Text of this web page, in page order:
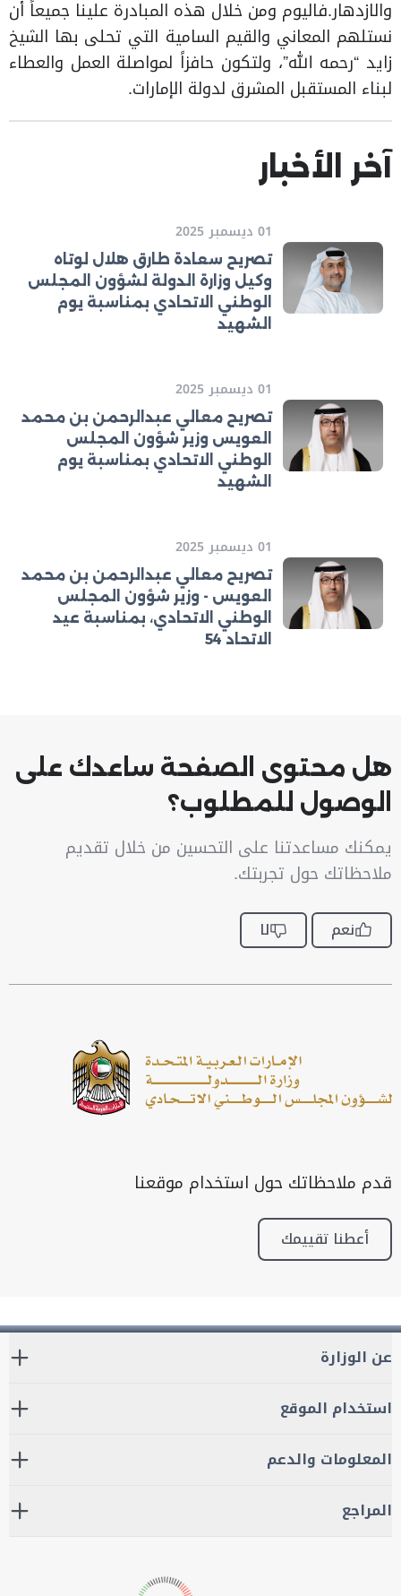
والازدهار.فاليوم ومن خلال هذه المبادرة علينا جميعاً أن
نستلهم المعاني والقيم السامية التي تحلى بها الشيخ
زايد “رحمه الله”، ولتكون حافزاً لمواصلة العمل والعطاء
لبناء المستقبل المشرق لدولة الإمارات.
آخر الأخبار
01 ديسمبر 2025
تصريح سعادة طارق هلال لوتاه
وكيل وزارة الدولة لشؤون المجلس
الوطني الاتحادي بمناسبة يوم
الشهيد
01 ديسمبر 2025
تصريح معالي عبدالرحمن بن محمد
العويس وزير شؤون المجلس
الوطني الاتحادي بمناسبة يوم
الشهيد
01 ديسمبر 2025
تصريح معالي عبدالرحمن بن محمد
العويس - وزير شؤون المجلس
الوطني الاتحادي، بمناسبة عيد
الاتحاد 54
هل محتوى الصفحة ساعدك على
الوصول للمطلوب؟
يمكنك مساعدتنا على التحسين من خلال تقديم
ملاحظاتك حول تجربتك.
نعم لا
قدم ملاحظاتك حول استخدام موقعنا
أعطنا تقييمك
عن الوزارة
استخدام الموقع
المعلومات والدعم
المراجع